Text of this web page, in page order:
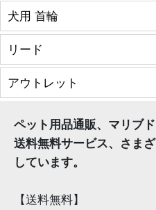
犬用 首輪
リード
アウトレット
ペット用品通販、マリブ
送料無料サービス、さま
しています。
【送料無料】